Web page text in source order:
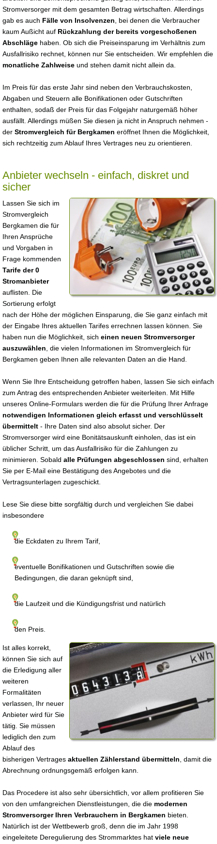
Stromversorger mit dem gesamten Betrag wirtschaften. Allerdings
gab es auch Fälle von Insolvenzen , bei denen die Verbraucher
kaum Außicht auf Rückzahlung der bereits vorgeschoßenen
Abschläge haben. Ob sich die Preiseinsparung im Verhältnis zum
Ausfallrisiko rechnet, können nur Sie entscheiden. Wir empfehlen die
monatliche Zahlweise und stehen damit nicht allein da.
Im Preis für das erste Jahr sind neben den Verbrauchskosten,
Abgaben und Steuern alle Bonifikationen oder Gutschriften
enthalten, sodaß der Preis für das Folgejahr naturgemäß höher
ausfällt. Allerdings müßen Sie diesen ja nicht in Anspruch nehmen -
der Stromvergleich für Bergkamen eröffnet Ihnen die Möglichkeit,
sich rechtzeitig zum Ablauf Ihres Vertrages neu zu orientieren.
Anbieter wechseln - einfach, diskret und
sicher
Lassen Sie sich im
Stromvergleich
Bergkamen die für
Ihren Ansprüche
und Vorgaben in
Frage kommenden
Tarife der 0
Stromanbieter
auflisten. Die
Sortierung erfolgt
nach der Höhe der möglichen Einsparung, die Sie ganz einfach mit
der Eingabe Ihres aktuellen Tarifes errechnen lassen können. Sie
haben nun die Möglichkeit, sich einen neuen Stromversorger
auszuwählen , die vielen Informationen im Stromvergleich für
Bergkamen geben Ihnen alle relevanten Daten an die Hand.
Wenn Sie Ihre Entscheidung getroffen haben, lassen Sie sich einfach
zum Antrag des entsprechenden Anbieter weiterleiten. Mit Hilfe
unseres Online-Formulars werden die für die Prüfung Ihrer Anfrage
notwendigen Informationen gleich erfasst und verschlüsselt
übermittelt - Ihre Daten sind also absolut sicher. Der
Stromversorger wird eine Bonitätsauskunft einholen, das ist ein
üblicher Schritt, um das Ausfallrisiko für die Zahlungen zu
minimieren. Sobald alle Prüfungen abgeschlossen sind, erhalten
Sie per E-Mail eine Bestätigung des Angebotes und die
Vertragsunterlagen zugeschickt.
Lese Sie diese bitte sorgfältig durch und vergleichen Sie dabei
insbesondere
die Eckdaten zu Ihrem Tarif,
eventuelle Bonifikationen und Gutschriften sowie die
Bedingungen, die daran geknüpft sind,
die Laufzeit und die Kündigungsfrist und natürlich
den Preis.
Ist alles korrekt,
können Sie sich auf
die Erledigung aller
weiteren
Formalitäten
verlassen, Ihr neuer
Anbieter wird für Sie
tätig. Sie müssen
lediglich den zum
Ablauf des
bisherigen Vertrages aktuellen Zählerstand übermitteln , damit die
Abrechnung ordnungsgemäß erfolgen kann.
Das Procedere ist also sehr übersichtlich, vor allem profitieren Sie
von den umfangreichen Dienstleistungen, die die modernen
Stromversorger Ihren Verbrauchern in Bergkamen bieten.
Natürlich ist der Wettbewerb groß, denn die im Jahr 1998
eingeleitete Deregulierung des Strommarktes hat viele neue